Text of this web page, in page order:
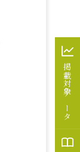
掲載対象データ